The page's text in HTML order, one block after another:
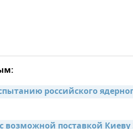
российского
возможной поставкой